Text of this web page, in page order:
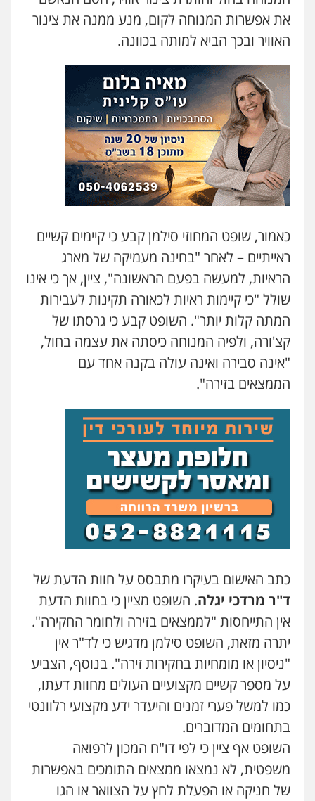
עו"ד שאדי נאטור
פלילי פשיעה חמורה מעצרים וחקירות
0509230800
גיל דביר – משרד עורכי דין
פלילי פשיעה כלכלית צווארון לבן
0506217771
סלימאן אבו שעירה – משרד עורכי דין
פלילי בטחוני צבאי נזיקין
0547780927
עו"ד אסף גונן
פלילי פשע חמור תעבורה צבא מעצרים
0542255161
גל דהן – משרד עורך דין פלילי
פלילי פשיעה חמורה סמים מעצרים
וחקירות
0544723840
פלילי עורכי דין לענייני אסירים מעצרים
סמים רכוש
0548009246
דוד אפרים משרד עורכי דין
פלילי צווארון לבן מס הכנסה מע"מ
0506209859
עדי כרמלי – חברת עו"ד
פלילי כלכלי עורכי דין לענייני אסירים
0525060666
גיא זהבי משרד עורכי דין
פלילי משפחה
503456449
עו"ד איהאב ג'לג'ולי
עורכי דין לענייני
אסירים
0505216700
את אפשרות המנוחה לקום, מנע ממנה את צינור
האוויר ובכך הביא למותה בכוונה.
כאמור, שופט המחוזי סילמן קבע כי קיימים קשיים
ראייתיים – לאחר "בחינה מעמיקה של מארג
הראיות, למעשה בפעם הראשונה", ציין, אך כי אינו
שולל "כי קיימות ראיות לכאורה תקינות לעבירות
המתה קלות יותר". השופט קבע כי גרסתו של
קצ'ורה, ולפיה המנוחה כיסתה את עצמה בחול,
"אינה סבירה ואינה עולה בקנה אחד עם
הממצאים בזירה".
כתב האישום בעיקרו מתבסס על חוות הדעת של
ד"ר מרדכי יגלה. השופט מציין כי בחוות הדעת
אין התייחסות "לממצאים בזירה ולחומר החקירה".
יתרה מזאת, השופט סילמן מדגיש כי לד"ר אין
"ניסיון או מומחיות בחקירות זירה". בנוסף, הצביע
על מספר קשיים מקצועיים העולים מחוות דעתו,
כמו למשל פערי זמנים והיעדר ידע מקצועי רלוונטי
בתחומים המדוברים.
השופט אף ציין כי לפי דו"ח המכון לרפואה
משפטית, לא נמצאו ממצאים התומכים באפשרות
של חניקה או הפעלת לחץ על הצוואר או הגו